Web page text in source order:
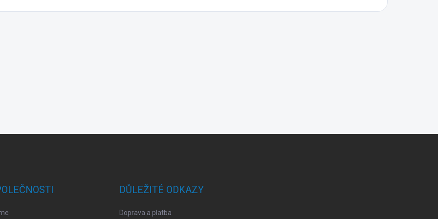
DŮLEŽITÉ ODKAZY
Doprava a platba